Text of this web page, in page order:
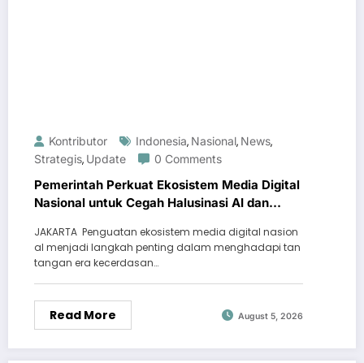
Kontributor Indonesia, Nasional, News,
Strategis, Update 0 Comments
Pemerintah Perkuat Ekosistem Media Digital
Nasional untuk Cegah Halusinasi AI dan
JAKARTA  Penguatan ekosistem media digital nasion
al menjadi langkah penting dalam menghadapi tan
tangan era kecerdasan…
Read More August 5, 2026